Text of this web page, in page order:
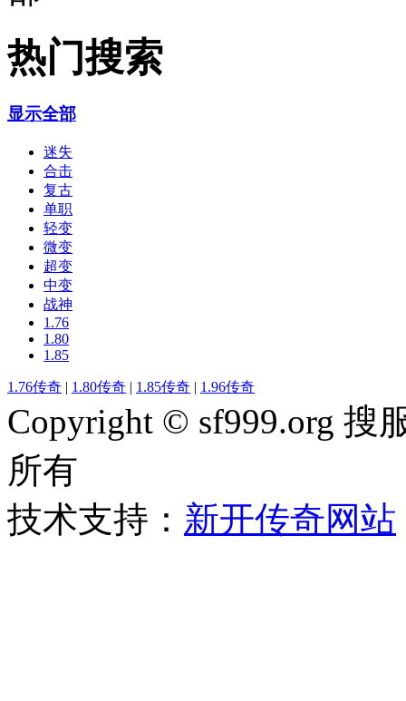
热门搜索
显示全部
迷失
合击
复古
单职
轻变
微变
超变
中变
战神
1.76
1.80
1.85
1.76传奇 | 1.80传奇 | 1.85传奇 | 1.96传奇
Copyright © sf999.org 搜
所有
技术支持： 新开传奇网站